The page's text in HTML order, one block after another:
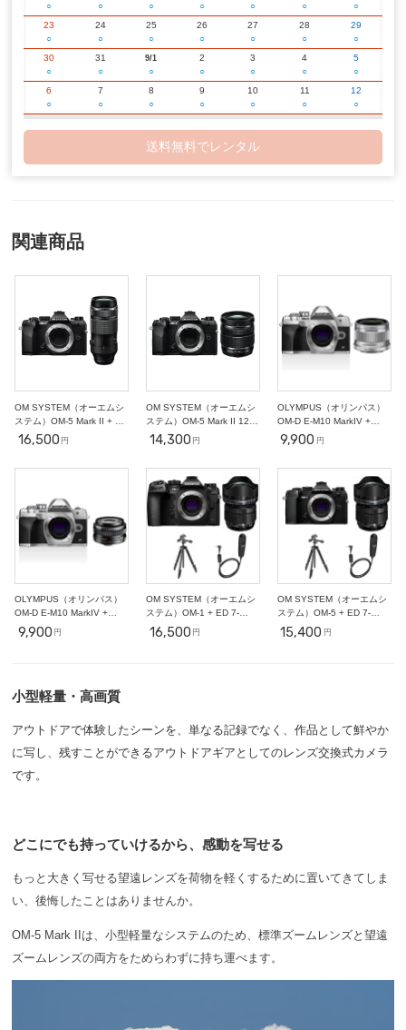
○
○
○
○
○
○
○
23
○
24
○
25
○
26
○
27
○
28
○
29
○
30
○
31
○
9/1
○
2
○
3
○
4
○
5
○
6
○
7
○
8
○
9
○
10
○
11
○
12
○
23
○
11
○
25
○
26
○
27
○
28
○
29
○
30
○
31
○
11/1
2
○
4
5
6
7
送料無料でレンタル
関連商品
OM SYSTEM（オーエムシ
ステム）OM-5 Mark II + ED
100-400mm F5.0-6.3 【ス
ポーツ撮影セット】
16,500 円
OM SYSTEM（オーエムシ
ステム）OM-5 Mark II 12-
45mm F4 レンズキット ミ
ラーレス一眼
14,300 円
OLYMPUS（オリンパス）
OM-D E-M10 MarkIV +
25mm F1.8【初心者向けポ
ートレート撮影セット】
9,900 円
OLYMPUS（オリンパス）
OM-D E-M10 MarkIV +
17mm F1.8【初心者向けポ
ートレート撮影セット】
9,900 円
OM SYSTEM（オーエムシ
ステム）OM-1 + ED 7-
14mm F2.8 PRO + 三脚 +
RM-CB2【星空撮影セッ
16,500 円
OM SYSTEM（オーエムシ
ステム）OM-5 + ED 7-
14mm F2.8 PRO + 三脚 +
RM-CB2【星空撮影セッ
15,400 円
小型軽量・高画質
アウトドアで体験したシーンを、単なる記録でなく、作品として鮮やか
に写し、残すことができるアウトドアギアとしてのレンズ交換式カメラ
です。
どこにでも持っていけるから、感動を写せる
もっと大きく写せる望遠レンズを荷物を軽くするために置いてきてしま
い、後悔したことはありませんか。
OM-5 Mark IIは、小型軽量なシステムのため、標準ズームレンズと望遠
ズームレンズの両方をためらわずに持ち運べます。